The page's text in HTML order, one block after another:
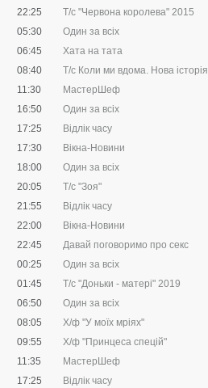
22:25
Т/с "Червона королева" 2015
05:30
Один за всіх
06:45
Хата на тата
08:40
Т/с Коли ми вдома. Нова історія
11:30
МастерШеф
16:50
Один за всіх
17:25
Відлік часу
17:30
Вікна-Новини
18:00
Один за всіх
20:05
Т/с "Зоя"
21:55
Відлік часу
22:00
Вікна-Новини
22:45
Давай поговоримо про секс
00:25
Один за всіх
01:45
Т/с "Доньки - матері" 2019
06:50
Один за всіх
08:05
Х/ф "У моїх мріях"
09:55
Х/ф "Принцеса спецій"
11:35
МастерШеф
17:25
Відлік часу